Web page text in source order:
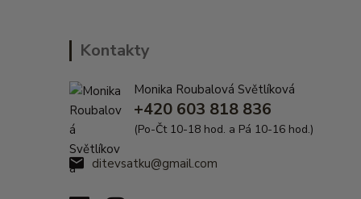
Kontakty
Monika Roubalová Světlíková
+420 603 818 836
(Po-Čt 10-18 hod. a Pá 10-16 hod.)
ditevsatku@gmail.com